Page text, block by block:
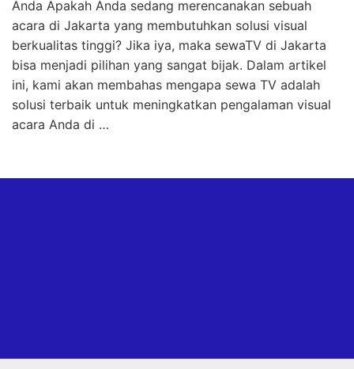
Anda Apakah Anda sedang merencanakan sebuah
acara di Jakarta yang membutuhkan solusi visual
berkualitas tinggi? Jika iya, maka sewaTV di Jakarta
bisa menjadi pilihan yang sangat bijak. Dalam artikel
ini, kami akan membahas mengapa sewa TV adalah
solusi terbaik untuk meningkatkan pengalaman visual
acara Anda di …